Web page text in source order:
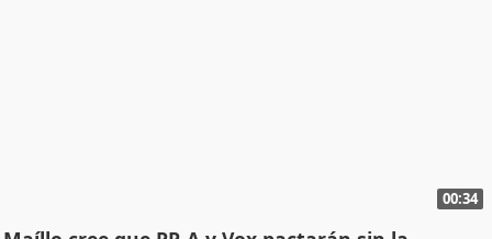
00:34